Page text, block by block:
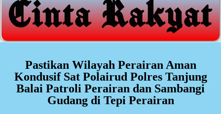
Pastikan Wilayah Perairan Aman
Kondusif Sat Polairud Polres Tanjung
Balai Patroli Perairan dan Sambangi
Gudang di Tepi Perairan